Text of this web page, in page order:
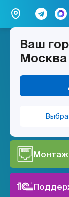
Ваш
Москва
ИТ
IT-